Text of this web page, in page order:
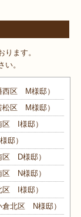
ます。
。
西区 M様邸）
松区 M様邸）
区 I様邸）
邸）
区 D様邸）
区 N様邸）
区 I様邸）
倉北区 N様邸）